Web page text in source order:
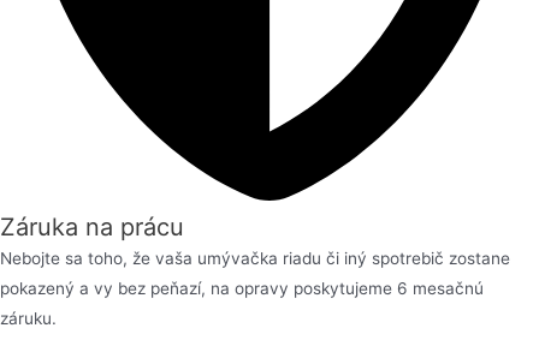
Záruka na prácu
Nebojte sa toho, že vaša umývačka riadu či iný spotrebič zostane
pokazený a vy bez peňazí, na opravy poskytujeme 6 mesačnú
záruku.